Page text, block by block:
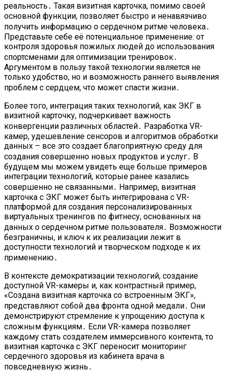
реальность․ Такая визитная карточка, помимо своей
основной функции, позволяет быстро и ненавязчиво
получить информацию о сердечном ритме человека․
Представьте себе её потенциальное применение: от
контроля здоровья пожилых людей до использования
спортсменами для оптимизации тренировок․
Аргументом в пользу такой технологии является не
только удобство, но и возможность раннего выявления
проблем с сердцем, что может спасти жизни․
Более того, интеграция таких технологий, как ЭКГ в
визитной карточку, подчеркивает важность
конвергенции различных областей․ Разработка VR-
камер, удешевление сенсоров и алгоритмов обработки
данных – все это создает благоприятную среду для
создания совершенно новых продуктов и услуг․ В
будущем мы можем увидеть еще больше примеров
интеграции технологий, которые ранее казались
совершенно не связанными․ Например, визитная
карточка с ЭКГ может быть интегрирована с VR-
платформой для создания персонализированных
виртуальных тренингов по фитнесу, основанных на
данных о сердечном ритме пользователя․ Возможности
безграничны, и ключ к их реализации лежит в
доступности технологий и творческом подходе к их
применению․
В контексте демократизации технологий, создание
доступной VR-камеры и, как контрастный пример,
«Создана визитная карточка со встроенным ЭКГ»,
представляют собой два фронта одной медали․ Они
демонстрируют стремление к упрощению доступа к
сложным функциям․ Если VR-камера позволяет
каждому стать создателем иммерсивного контента, то
визитная карточка с ЭКГ переносит мониторинг
сердечного здоровья из кабинета врача в
повседневную жизнь․